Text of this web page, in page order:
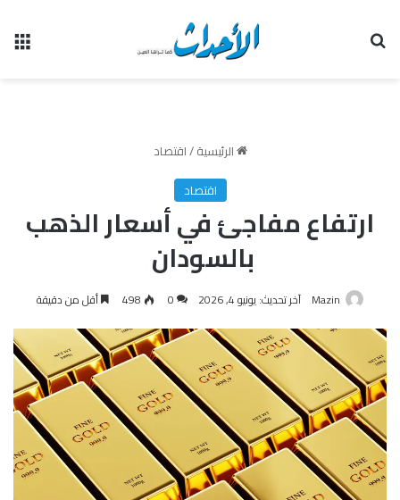
الرئيسية/اقتصاد
اقتصاد
ارتفاع مفاجئ في أسعار الذهب
بالسودان
Mazin آخر تحديث: يونيو 4, 2026 0
498 أقل من دقيقة